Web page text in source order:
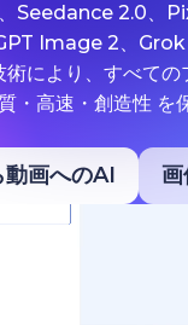
Seedance 2.0、
Image 2、
術により、すべて
・高速・創造性 を
動画へのAI 画